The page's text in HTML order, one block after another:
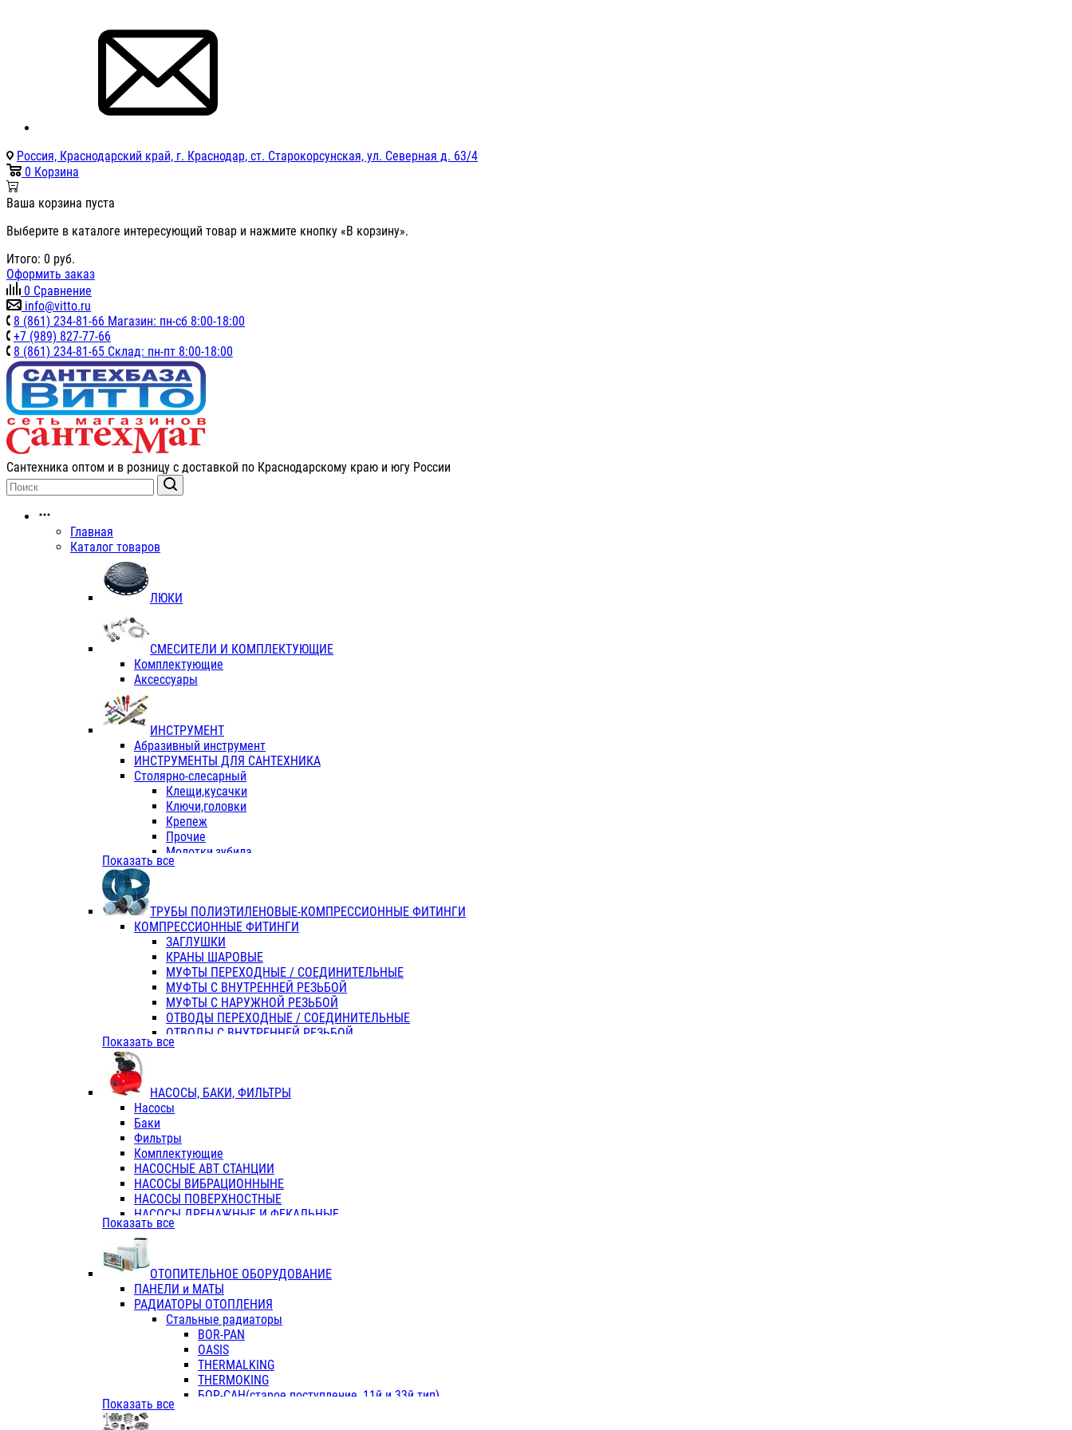
Россия, Краснодарский край, г. Краснодар, ст. Старокорсунская, ул. Северная д. 63/4
0 Корзина
Ваша корзина пуста
Выберите в каталоге интересующий товар и нажмите кнопку «В корзину».
Итого: 0 руб.
Оформить заказ
0 Сравнение
info@vitto.ru
8 (861) 234-81-66 Магазин: пн-сб 8:00-18:00
+7 (989) 827-77-66
8 (861) 234-81-65 Склад: пн-пт 8:00-18:00
Сантехника оптом и в розницу с доставкой по Краснодарскому краю и югу России
Главная
Каталог товаров
ЛЮКИ
СМЕСИТЕЛИ И КОМПЛЕКТУЮЩИЕ
Комплектующие
Аксессуары
ИНСТРУМЕНТ
Абразивный инструмент
ИНСТРУМЕНТЫ ДЛЯ САНТЕХНИКА
Столярно-слесарный
Клещи,кусачки
Ключи,головки
Крепеж
Прочие
Молотки,зубила
Пассатижи,тонкогубцы,утконосы
Отвертки
Хоз. инвентарь
ЭЛ. ИНСТРУМЕНТ OASIS
Показать все
ТРУБЫ ПОЛИЭТИЛЕНОВЫЕ-КОМПРЕССИОННЫЕ ФИТИНГИ
КОМПРЕССИОННЫЕ ФИТИНГИ
ЗАГЛУШКИ
КРАНЫ ШАРОВЫЕ
МУФТЫ ПЕРЕХОДНЫЕ / СОЕДИНИТЕЛЬНЫЕ
МУФТЫ С ВНУТРЕННЕЙ РЕЗЬБОЙ
МУФТЫ С НАРУЖНОЙ РЕЗЬБОЙ
ОТВОДЫ ПЕРЕХОДНЫЕ / СОЕДИНИТЕЛЬНЫЕ
ОТВОДЫ С ВНУТРЕННЕЙ РЕЗЬБОЙ
ОТВОДЫ С НАРУЖНОЙ РЕЗЬБОЙ
ТРОЙНИКИ ПЕРЕХОДНЫЕ / СОЕДИНИТЕЛЬНЫЕ
ТРОЙНИКИ С ВНУТРЕННЕЙ РЕЗЬБОЙ
КОЛЬЦА РЕЗИНОВЫЕ
ТРУБЫ НАПОРНЫЕ
ТРУБЫ ГОФРИРОВАННЫЕ ДВУХСЛ.
ТРУБЫ ПОЛИЭТИЛЕНОВЫЕ
Показать все
НАСОСЫ, БАКИ, ФИЛЬТРЫ
Насосы
Баки
Фильтры
Комплектующие
НАСОСНЫЕ АВТ СТАНЦИИ
НАСОСЫ ВИБРАЦИОННЫНЕ
НАСОСЫ ПОВЕРХНОСТНЫЕ
НАСОСЫ ДРЕНАЖНЫЕ И ФЕКАЛЬНЫЕ
НАСОСЫ ПОВЫСИТ и ЦИРКУЛЯЦИОННЫЕ
НАСОСЫ СКВАЖИННЫЕ
Показать все
ОТОПИТЕЛЬНОЕ ОБОРУДОВАНИЕ
ПАНЕЛИ и МАТЫ
РАДИАТОРЫ ОТОПЛЕНИЯ
Стальные радиаторы
BOR-PAN
OASIS
THERMALKING
THERMOKING
БОР-САН(старое поступление, 11й и 33й тип)
Показать все